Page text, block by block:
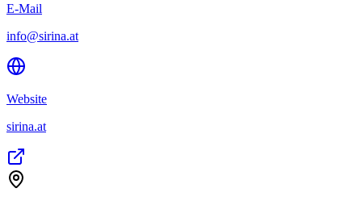
E-Mail
info@sirina.at
Website
sirina.at